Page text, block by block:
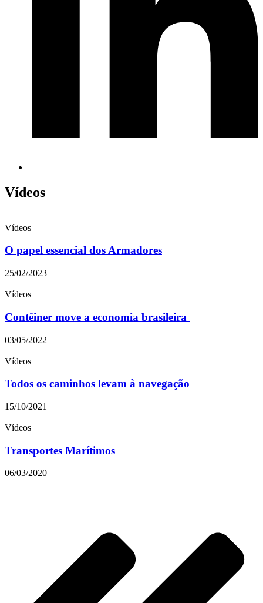
Vídeos
Vídeos
O papel essencial dos Armadores
25/02/2023
Vídeos
Contêiner move a economia brasileira
03/05/2022
Vídeos
Todos os caminhos levam à navegação
15/10/2021
Vídeos
Transportes Marítimos
06/03/2020